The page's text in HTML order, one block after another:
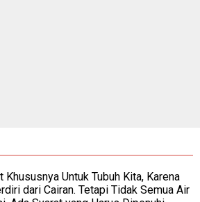
Khususnya Untuk Tubuh Kita, Karena
dari Cairan. Tetapi Tidak Semua Air